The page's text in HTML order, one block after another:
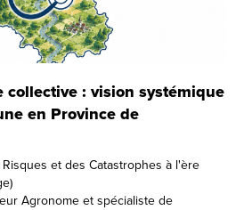
: vision systémique
en Province de
et des Catastrophes à l'ère
Agronome et spécialiste de